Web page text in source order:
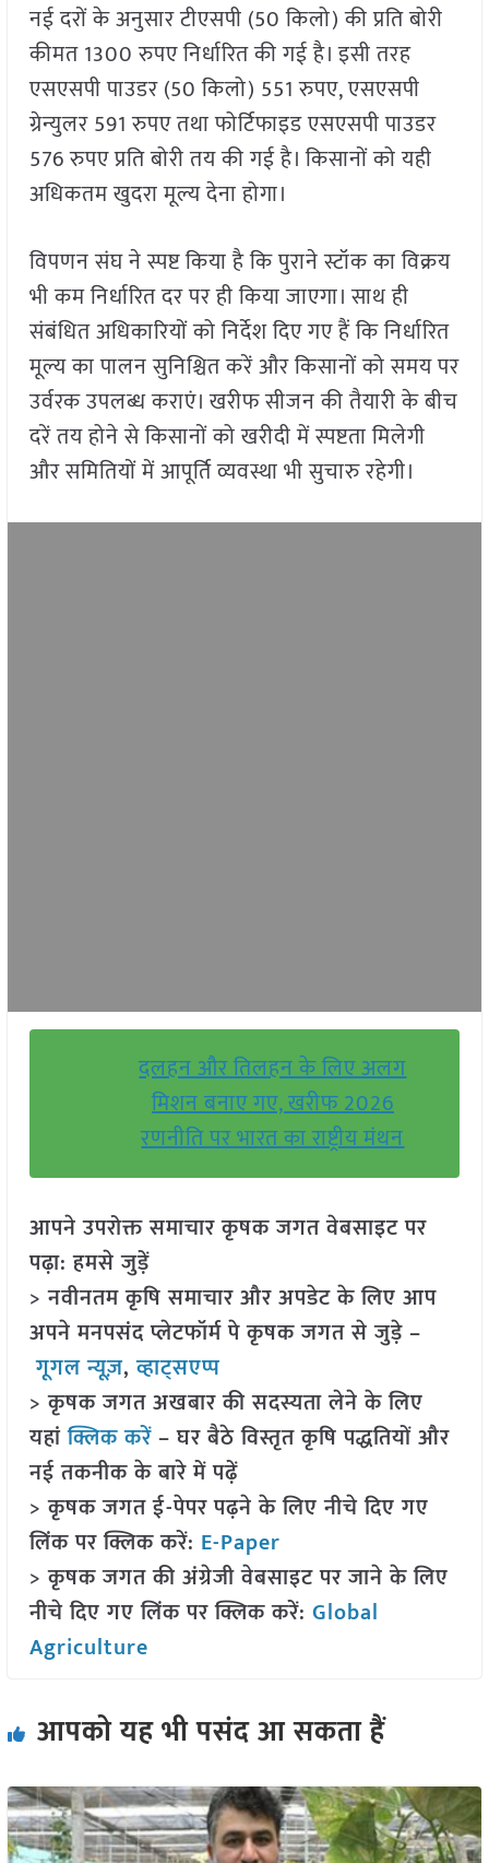
नई दरों के अनुसार टीएसपी (50 किलो) की प्रति बोरी
कीमत 1300 रुपए निर्धारित की गई है। इसी तरह
एसएसपी पाउडर (50 किलो) 551 रुपए, एसएसपी
ग्रेन्युलर 591 रुपए तथा फोर्टिफाइड एसएसपी पाउडर
576 रुपए प्रति बोरी तय की गई है। किसानों को यही
अधिकतम खुदरा मूल्य देना होगा।
विपणन संघ ने स्पष्ट किया है कि पुराने स्टॉक का विक्रय
भी कम निर्धारित दर पर ही किया जाएगा। साथ ही
संबंधित अधिकारियों को निर्देश दिए गए हैं कि निर्धारित
मूल्य का पालन सुनिश्चित करें और किसानों को समय पर
उर्वरक उपलब्ध कराएं। खरीफ सीजन की तैयारी के बीच
दरें तय होने से किसानों को खरीदी में स्पष्टता मिलेगी
और समितियों में आपूर्ति व्यवस्था भी सुचारु रहेगी।
दलहन और तिलहन के लिए अलग
मिशन बनाए गए, खरीफ 2026
रणनीति पर भारत का राष्ट्रीय मंथन
आपने उपरोक्त समाचार कृषक जगत वेबसाइट पर
पढ़ा: हमसे जुड़ें
> नवीनतम कृषि समाचार और अपडेट के लिए आप
अपने मनपसंद प्लेटफॉर्म पे कृषक जगत से जुड़े –
गूगल न्यूज़,व्हाट्सएप्प
> कृषक जगत अखबार की सदस्यता लेने के लिए
यहांक्लिक करें– घर बैठे विस्तृत कृषि पद्धतियों और
नई तकनीक के बारे में पढ़ें
> कृषक जगत ई-पेपर पढ़ने के लिए नीचे दिए गए
लिंक पर क्लिक करें: E-Paper
> कृषक जगत की अंग्रेजी वेबसाइट पर जाने के लिए
नीचे दिए गए लिंक पर क्लिक करें: Global
Agriculture
आपको यह भी पसंद आ सकता हैं